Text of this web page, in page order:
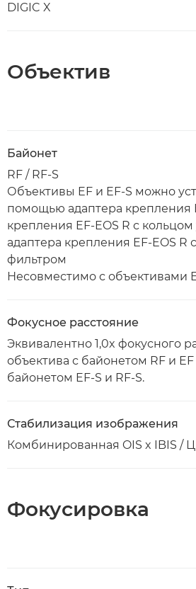
DIGIC X
Объектив
Байонет
RF / RF-S
Объективы EF и EF-S можно
помощью адаптера крепления
крепления EF-EOS R с
адаптера крепления EF-EOS R
фильтром
Несовместимо с объективами
Фокусное расстояние
Эквивалентно 1,0x фокусного
объектива с байонетом RF и EF
байонетом EF-S и RF-S.
Стабилизация изображения
Комбинированная OIS x IBIS /
Фокусировка